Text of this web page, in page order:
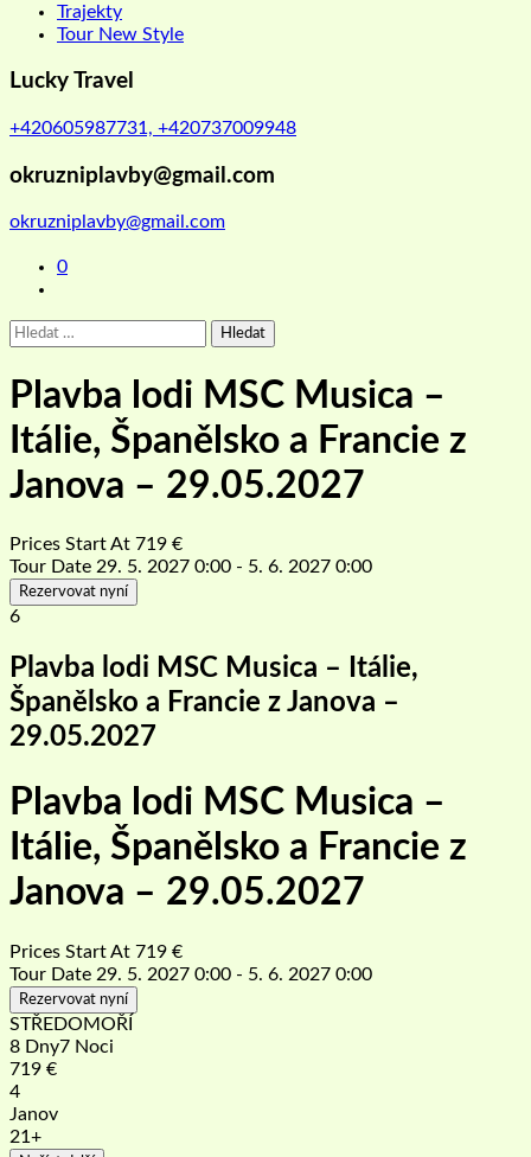
Trajekty
Tour New Style
Lucky Travel
+420605987731, +420737009948
okruzniplavby@gmail.com
okruzniplavby@gmail.com
0
Vyhledávání
Plavba lodi MSC Musica –
Itálie, Španělsko a Francie z
Janova – 29.05.2027
Prices Start At 719 €
Tour Date 29. 5. 2027 0:00 - 5. 6. 2027 0:00
Rezervovat nyní
6
Plavba lodi MSC Musica – Itálie,
Španělsko a Francie z Janova –
29.05.2027
Plavba lodi MSC Musica –
Itálie, Španělsko a Francie z
Janova – 29.05.2027
Prices Start At 719 €
Tour Date 29. 5. 2027 0:00 - 5. 6. 2027 0:00
Rezervovat nyní
STŘEDOMOŘÍ
8 Dny7 Noci
719 €
4
Janov
21+